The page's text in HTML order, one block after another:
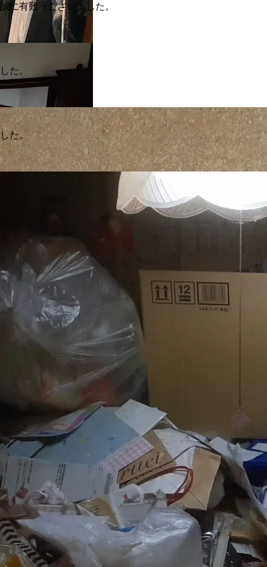
に有難うございました。
た。
た。
するご相談やご質問は、
中心に
の方
ださ